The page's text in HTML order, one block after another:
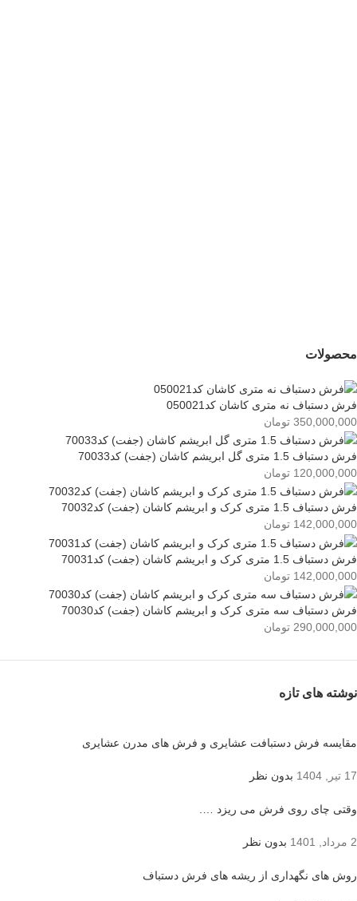
محصولات
فرش دستباف نه متری کاشان کد050021
350,000,000 تومان
فرش دستباف 1.5 متری گل ابریشم کاشان (جفت) کد70033
120,000,000 تومان
فرش دستباف 1.5 متری کرک و ابریشم کاشان (جفت) کد70032
142,000,000 تومان
فرش دستباف 1.5 متری کرک و ابریشم کاشان (جفت) کد70031
142,000,000 تومان
فرش دستباف سه متری کرک و ابریشم کاشان (جفت) کد70030
290,000,000 تومان
نوشته های تازه
مقایسه فرش دستبافت عشایری و فرش های مدرن عشایری
17 تیر, 1404 بدون نظر
وقتی چای روی فرش می ریزد ….
2 مرداد, 1401 بدون نظر
روش های نگهداری از ریشه های فرش دستباف